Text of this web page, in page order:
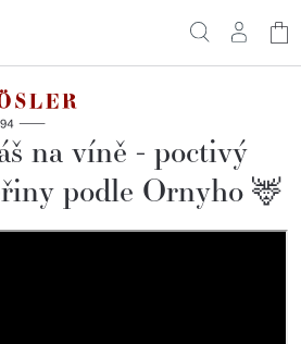
na víně - poctivý
podle Ornyho 🦌